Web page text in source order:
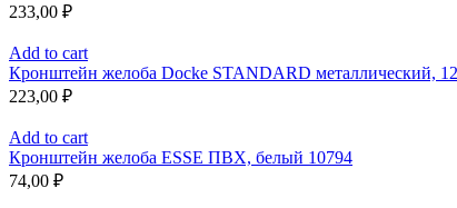
233,00 ₽
Add to cart
Кронштейн желоба Docke STANDARD металлический,
223,00 ₽
Add to cart
Кронштейн желоба ESSE ПВХ, белый 10794
74,00 ₽